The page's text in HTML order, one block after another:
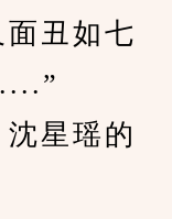
丑如七
星瑶的